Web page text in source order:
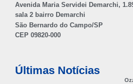
Avenida Maria Servidei Demarchi,
sala 2 bairro Demarchi
São Bernardo do Campo/SP
CEP 09820-000
Últimas Notícias